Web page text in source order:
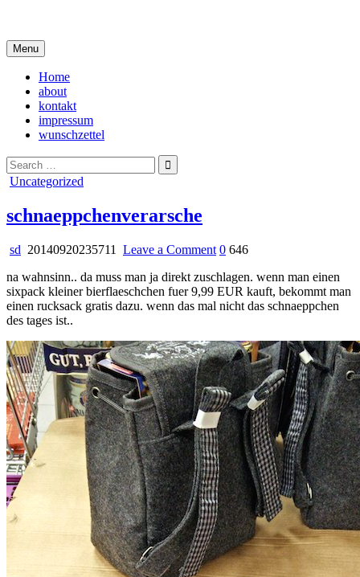
content
Menu
Home
about
kontakt
impressum
wunschzettel
Search
for:
Posted
Uncategorized
schnaeppchenverarsche
sd 20140920235711 Leave a Commenton
0 646
na wahnsinn.. da muss man ja direkt zuschlagen. wenn man einen
sixpack kleiner bierflaeschchen fuer 9,99 EUR kauft, bekommt man
einen rucksack gratis dazu. wenn das mal nicht das schnaeppchen
des tages ist..